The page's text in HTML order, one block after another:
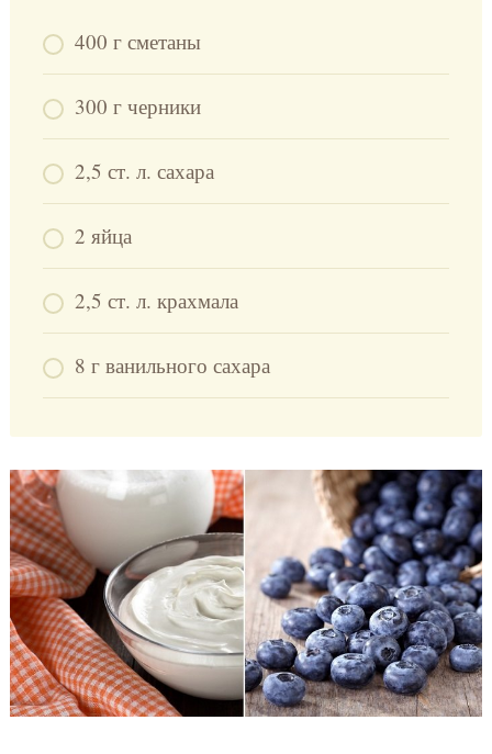
400 г сметаны
300 г черники
2,5 ст. л. сахара
2 яйца
2,5 ст. л. крахмала
8 г ванильного сахара